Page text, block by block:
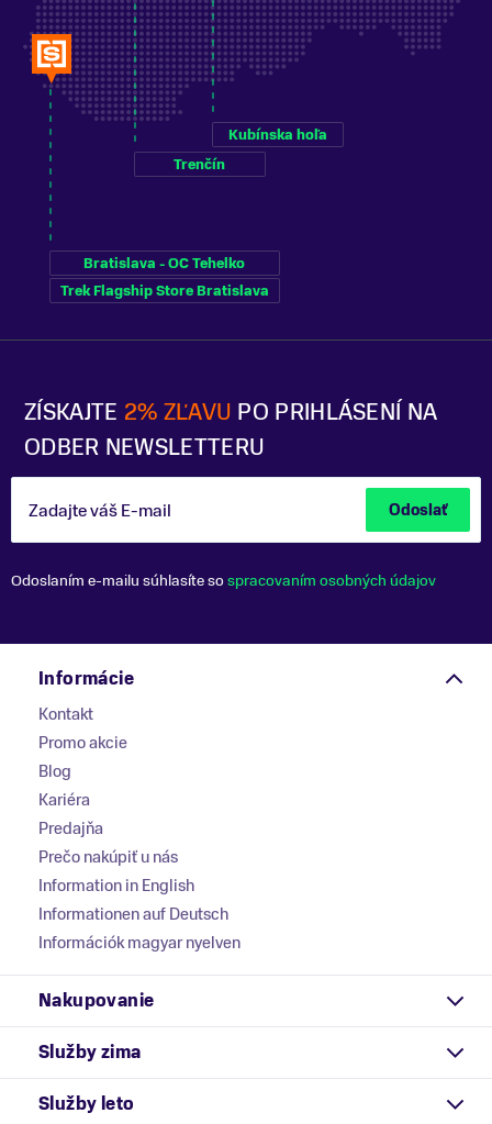
ZÍSKAJTE 2% ZĽAVU PO PRIHLÁSENÍ NA
ODBER NEWSLETTERU
Zadajte váš E-mail Odoslať
Odoslaním e-mailu súhlasíte sospracovaním osobných údajov
Bratislava - OC Tehelko
Trek Flagship Store Bratislava
Trenčín
Kubínska hoľa
Informácie
Kontakt
Promo akcie
Blog
Kariéra
Predajňa
Prečo nakúpiť u nás
Information in English
Informationen auf Deutsch
Információk magyar nyelven
Nakupovanie
Služby zima
Služby leto